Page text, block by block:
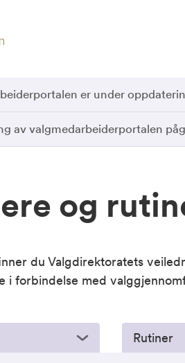
er under
av valgmedarbeiderportalen
og
du Valgdirektoratets
i forbindelse med
Rutiner